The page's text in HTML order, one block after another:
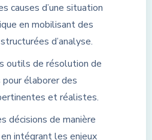
causes d’une situation
en mobilisant des
d’analyse.
outils de résolution de
élaborer des
et réalistes.
décisions de manière
intégrant les enjeux